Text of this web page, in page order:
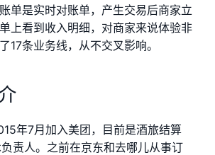
单是实时对账单，产生交易后商家立
上看到收入明细，对商家来说体验非
17条业务线，从不交叉影响。
年7月加入美团，目前是酒旅结算
责人。之前在京东和去哪儿从事订